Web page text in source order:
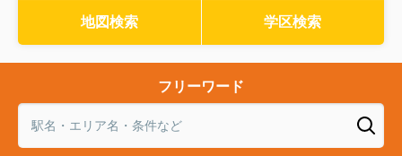
地図検索 学区検索
フリーワード